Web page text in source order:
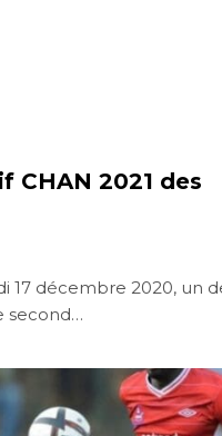
CHAN 2021 des
17 décembre 2020, un
second…